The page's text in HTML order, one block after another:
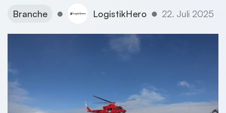
Branche LogistikHero 22. Juli 2025